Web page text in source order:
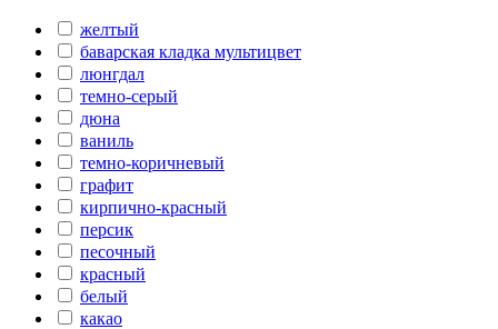
желтый
баварская кладка мультицвет
люнгдал
темно-серый
дюна
ваниль
темно-коричневый
графит
кирпично-красный
персик
песочный
красный
белый
какао